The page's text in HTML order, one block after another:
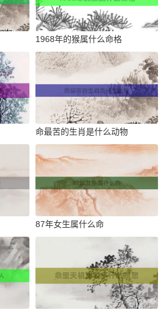
1968年的猴属什么命格
命最苦的生肖是什么动物
87年女生属什么命